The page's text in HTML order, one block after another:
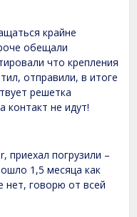
крайне
обещали
что крепления
отправили, в итоге
решетка
контакт не идут!
приехал погрузили –
1,5 месяца как
нет, говорю от всей